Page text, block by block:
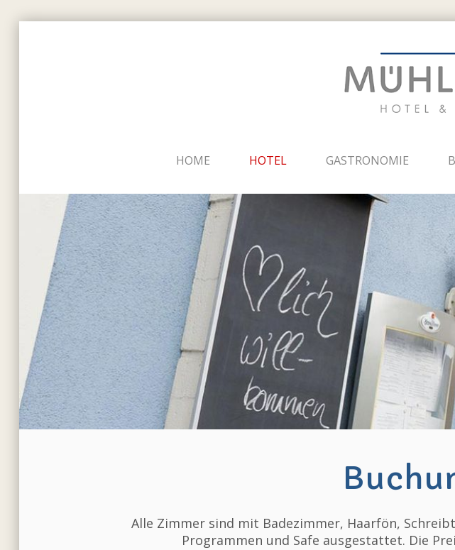
HOME HOTEL GASTRONOMIE
Alle Zimmer sind mit Badezimmer, Haarfön,
Programmen und Safe ausgestattet. Die